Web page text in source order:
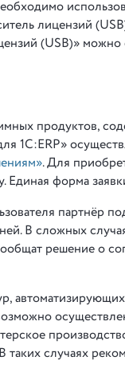
лицензий
(USB)» можно
продуктов,
1С:ERP»
. Для
Единая форма
партнёр
В сложных
решение о
таких случаях